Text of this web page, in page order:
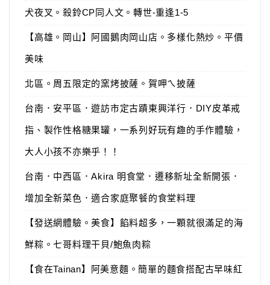
犬夜叉。殺鈴CP同人文。轉世-重逢1-5
【高雄。岡山】阿國鵝肉岡山店。多樣化熱炒。平價
美味
北區。周五限定的窯烤披薩。賀呷ㄟ披薩
台南．安平區．遊訪市定古蹟東興洋行．DIY皮革戒
指、製作性格糖果罐，一系列好玩有趣的手作體驗，
大人小孩不亦樂乎！！
台南．中西區．Akira 明食堂．遷移新址全新開張．
增加全新菜色．適合家庭聚餐的食堂料理
【發送網體驗。美食】餡料超多，一顆就很滿足的海
鮮粽。七哥料理干貝/鮑魚肉粽
【食在Tainan】阿美意麵。簡單的麵食搭配古早味紅